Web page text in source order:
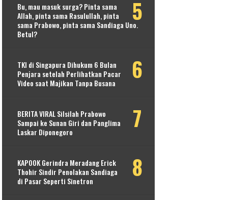
Bu, mau masuk surga? Pinta sama
Allah, pinta sama Rasulullah, pinta
sama Prabowo, pinta sama Sandiaga Uno.
Betul?
TKI di Singapura Dihukum 6 Bulan
Penjara setelah Perlihatkan Pacar
Video saat Majikan Tanpa Busana
BERITA VIRAL Silsilah Prabowo
Sampai ke Sunan Giri dan Panglima
Laskar Diponegoro
KAPOOK Gerindra Meradang Erick
Thohir Sindir Penolakan Sandiaga
di Pasar Seperti Sinetron